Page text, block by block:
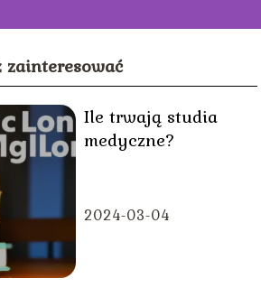
zainteresować
Ile trwają studia
medyczne?
2024-03-04